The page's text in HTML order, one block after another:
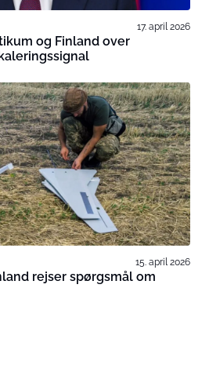
17. april 2026
og Finland over
15. april 2026
rejser spørgsmål om